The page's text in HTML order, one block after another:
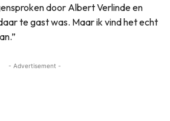
door Albert Verlinde en
te gast was. Maar ik vind het echt
- Advertisement -